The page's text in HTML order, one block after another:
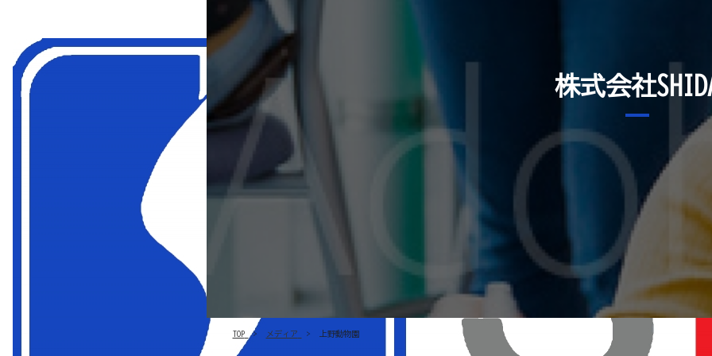
TOP メディア 上野動物園
株式会社